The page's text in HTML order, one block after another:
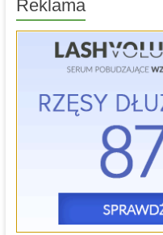
Reklama